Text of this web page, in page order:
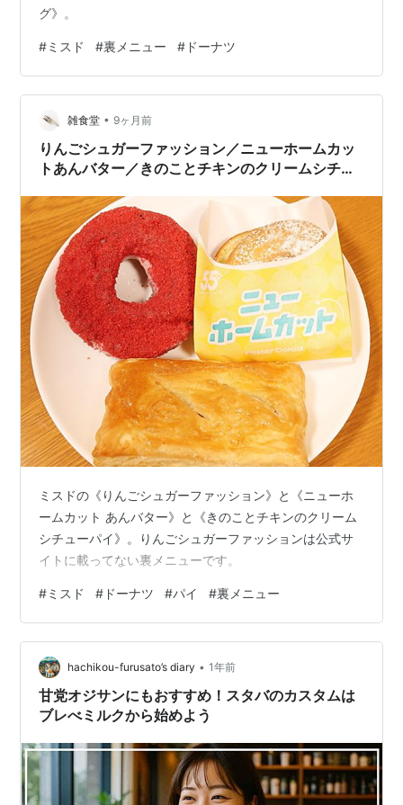
グ》。
#ミスド #裏メニュー # ドーナツ
雑食堂 • 9ヶ月前
りんごシュガーファッション／ニューホームカッ
トあんバター／きのことチキンのクリームシチュ
ミスドの《りんごシュガーファッション》と《ニューホ
ームカット あんバター》と《きのことチキンのクリーム
シチューパイ》。りんごシュガーファッションは公式サ
イトに載ってない裏メニューです。
#ミスド # ドーナツ #パイ #裏メニュー
hachikou-furusato’s diary • 1年前
甘党オジサンにもおすすめ！スタバのカスタムは
ブレべミルクから始めよう